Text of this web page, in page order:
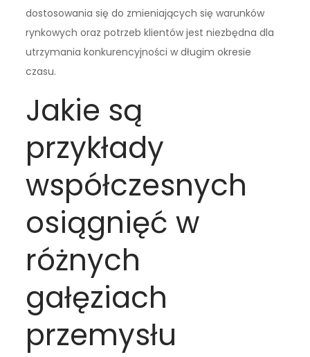
dostosowania się do zmieniających się warunków
rynkowych oraz potrzeb klientów jest niezbędna dla
utrzymania konkurencyjności w długim okresie
czasu.
Jakie są
przykłady
współczesnych
osiągnięć w
różnych
gałęziach
przemysłu